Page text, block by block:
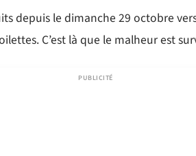
depuis le dimanche 29 octobre
C’est là que le malheur est